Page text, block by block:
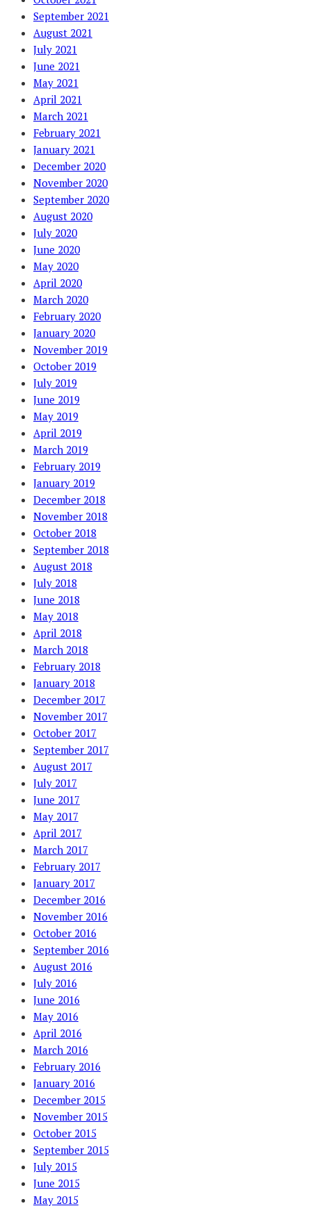
September 2021
August 2021
July 2021
June 2021
May 2021
April 2021
March 2021
February 2021
January 2021
December 2020
November 2020
September 2020
August 2020
July 2020
June 2020
May 2020
April 2020
March 2020
February 2020
January 2020
November 2019
October 2019
July 2019
June 2019
May 2019
April 2019
March 2019
February 2019
January 2019
December 2018
November 2018
October 2018
September 2018
August 2018
July 2018
June 2018
May 2018
April 2018
March 2018
February 2018
January 2018
December 2017
November 2017
October 2017
September 2017
August 2017
July 2017
June 2017
May 2017
April 2017
March 2017
February 2017
January 2017
December 2016
November 2016
October 2016
September 2016
August 2016
July 2016
June 2016
May 2016
April 2016
March 2016
February 2016
January 2016
December 2015
November 2015
October 2015
September 2015
July 2015
June 2015
May 2015